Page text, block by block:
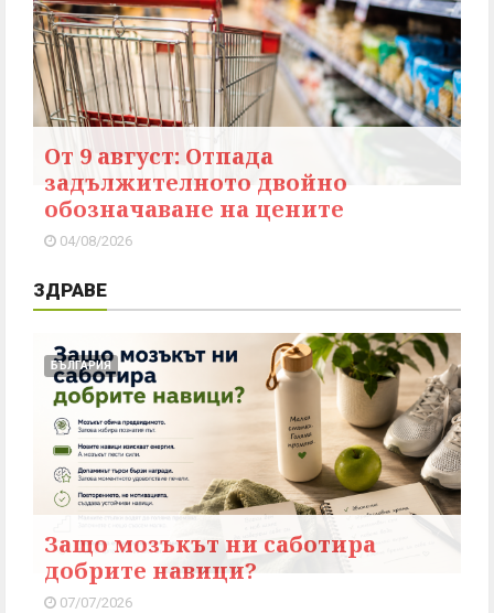
От 9 август: Отпада
задължителното двойно
обозначаване на цените
04/08/2026
ЗДРАВЕ
БЪЛГАРИЯ
Защо мозъкът ни саботира
добрите навици?
07/07/2026